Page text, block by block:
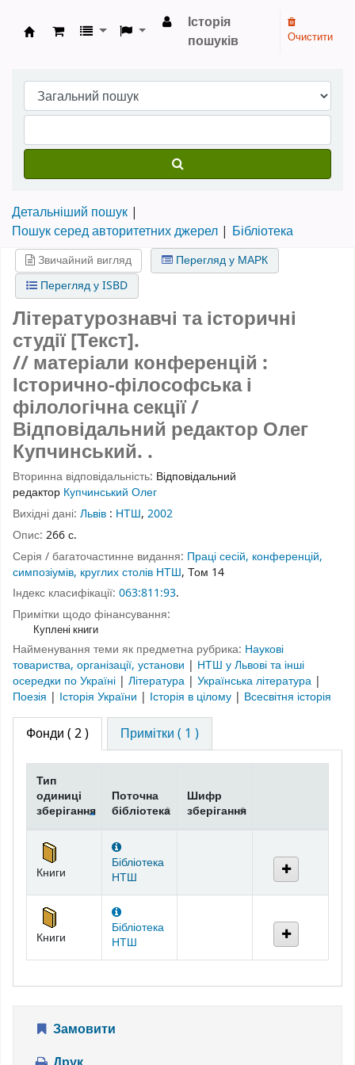
Бібліотека НТШ › Електронний каталог
Історія
пошуків
Очистити
Детальніший пошук
Пошук серед авторитетних джерел
Бібліотека
Звичайний вигляд
Перегляд у МАРК
Перегляд у ISBD
Літературознавчі та історичні
студії [Текст].
// матеріали конференцій :
Історично-філософська і
філологічна секції /
Відповідальний редактор Олег
Купчинський. .
Вторинна відповідальність: Відповідальний
редактор Купчинський Олег
Вихідні дані: Львів : НТШ, 2002
Опис: 266 с.
Серія / багаточастинне видання: Праці сесій, конференцій,
симпозіумів, круглих столів НТШ, Том 14
Індекс класифікації: 063:811:93.
Примітки щодо фінансування:
Куплені книги
Найменування теми як предметна рубрика: Наукові
товариства, організації, установи | НТШ у Львові та інші
осередки по Україні | Література | Українська література |
Поезія | Історія України | Історія в цілому | Всесвітня історія
Фонди ( 2 ) Примітки ( 1 )
Фонди
Тип
одиниці
зберігання
Поточна
бібліотека
Шифр
зберігання
Книги
Бібліотека
НТШ
Книги
Бібліотека
НТШ
Замовити